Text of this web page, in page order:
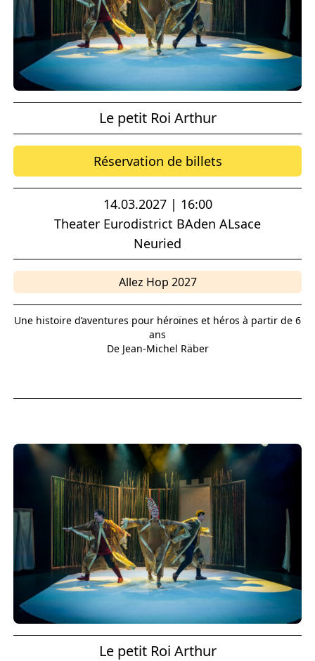
Le petit Roi Arthur
Réservation de billets
14.03.2027 | 16:00
Theater Eurodistrict BAden ALsace
Neuried
Allez Hop 2027
Une histoire d’aventures pour héroïnes et héros à partir de 6
ans
De Jean-Michel Räber
Le petit Roi Arthur